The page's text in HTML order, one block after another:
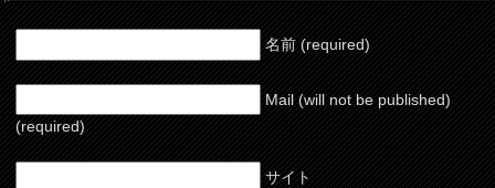
名前 (required)
Mail (will not be published)
(required)
サイト